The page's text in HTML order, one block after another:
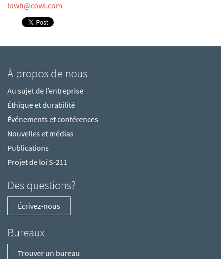
lowh@cowi.com
À propos de nous
Au sujet de l’entreprise
Éthique et durabilité
Événements et conférences
Nouvelles et médias
Publications
Projet de loi S-211
Des questions?
Écrivez-nous
Bureaux
Trouver un bureau